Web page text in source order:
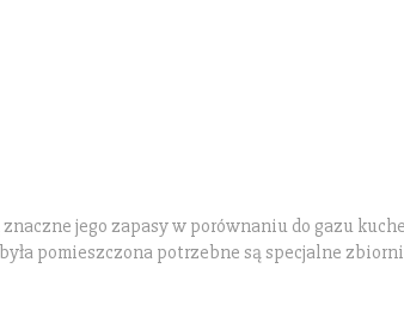
jego zapasy w porównaniu do gazu
pomieszczona potrzebne są specjalne